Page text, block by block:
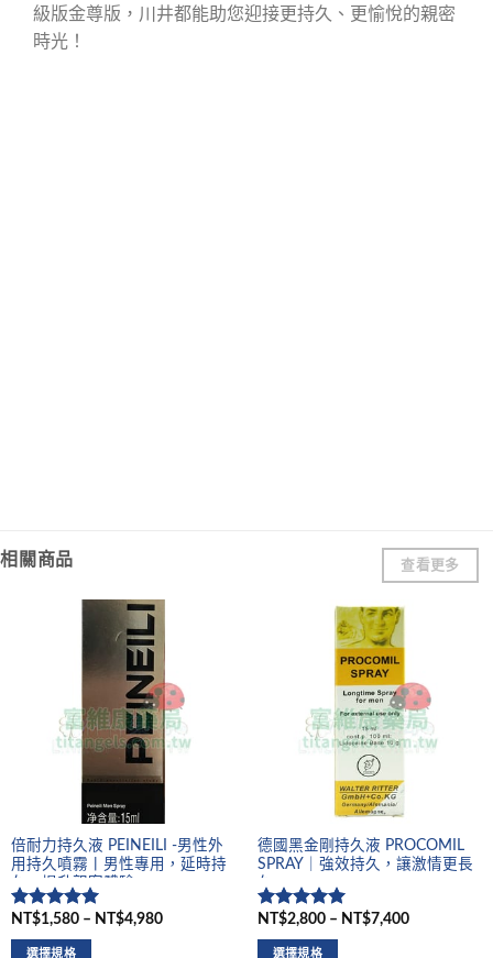
級版金尊版，川井都能助您迎接更持久、更愉悅的親密
時光！
相關商品 查看更多
倍耐力持久液 PEINEILI -男性外
用持久噴霧丨男性專用，延時持
久，提升親密體驗
評分5滿
分 5
NT$1,580 – NT$4,980
選擇規格
德國黑金剛持久液 PROCOMIL
SPRAY｜強效持久，讓激情更長
久
評分5滿
分 5
NT$2,800 – NT$7,400
選擇規格